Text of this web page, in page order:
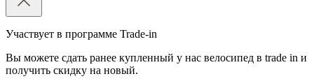
Участвует в программе Trade-in
Вы можете сдать ранее купленный у нас велосипед в trade in и
получить скидку на новый.